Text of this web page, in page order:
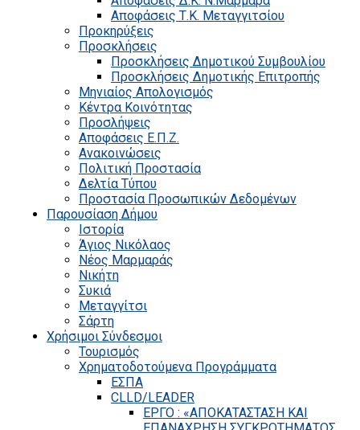
Αποφάσεις Τ.Κ. Μεταγγιτσίου
Προκηρύξεις
Προσκλήσεις
Προσκλήσεις Δημοτικού Συμβουλίου
Προσκλήσεις Δημοτικής Επιτροπής
Μηνιαίος Απολογισμός
Κέντρα Κοινότητας
Προσλήψεις
Αποφάσεις Ε.Π.Ζ.
Ανακοινώσεις
Πολιτική Προστασία
Δελτία Τύπου
Προστασία Προσωπικών Δεδομένων
Παρουσίαση Δήμου
Ιστορία
Άγιος Νικόλαος
Νέος Μαρμαράς
Νικήτη
Συκιά
Μεταγγίτσι
Σάρτη
Χρήσιμοι Σύνδεσμοι
Τουρισμός
Χρηματοδοτούμενα Προγράμματα
ΕΣΠΑ
CLLD/LEADER
ΕΡΓΟ : «ΑΠΟΚΑΤΑΣΤΑΣΗ ΚΑΙ